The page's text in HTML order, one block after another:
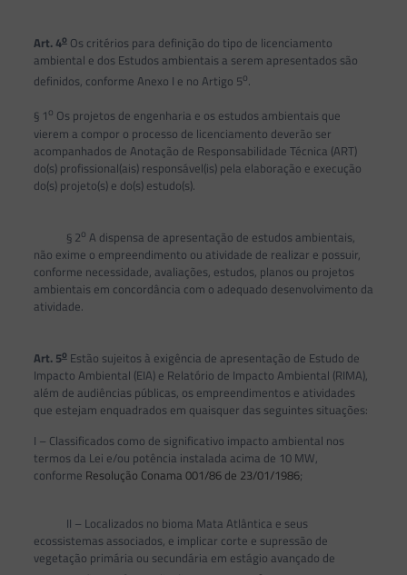
Art. 4oOs critérios para definição do tipo de licenciamento
ambiental e dos Estudos ambientais a serem apresentados são
definidos, conforme Anexo I e no Artigo 5o.
§ 1o Os projetos de engenharia e os estudos ambientais que
vierem a compor o processo de licenciamento deverão ser
acompanhados de Anotação de Responsabilidade Técnica (ART)
do(s) profissional(ais) responsável(is) pela elaboração e execução
do(s) projeto(s) e do(s) estudo(s).
§ 2o A dispensa de apresentação de estudos ambientais,
não exime o empreendimento ou atividade de realizar e possuir,
conforme necessidade, avaliações, estudos, planos ou projetos
ambientais em concordância com o adequado desenvolvimento da
atividade.
Art. 5oEstão sujeitos à exigência de apresentação de Estudo de
Impacto Ambiental (EIA) e Relatório de Impacto Ambiental (RIMA),
além de audiências públicas, os empreendimentos e atividades
que estejam enquadrados em quaisquer das seguintes situações:
I – Classificados como de significativo impacto ambiental nos
termos da Lei e/ou potência instalada acima de 10 MW,
conforme Resolução Conama 001/86 de 23/01/1986;
II – Localizados no bioma Mata Atlântica e seus
ecossistemas associados, e implicar corte e supressão de
vegetação primária ou secundária em estágio avançado de